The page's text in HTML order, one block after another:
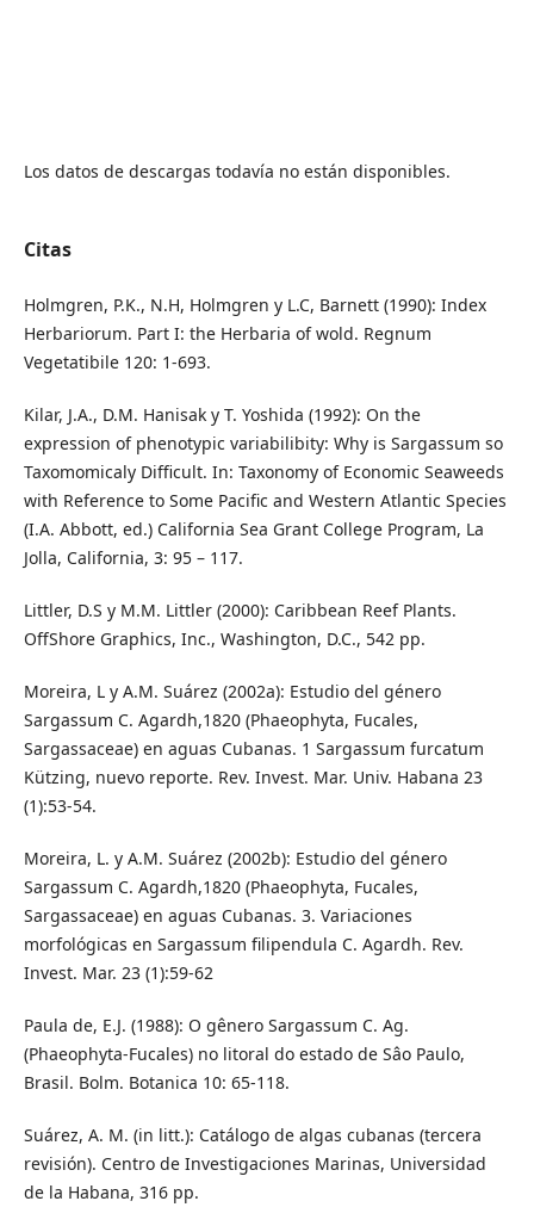
Los datos de descargas todavía no están disponibles.
Citas
Holmgren, P.K., N.H, Holmgren y L.C, Barnett (1990): Index
Herbariorum. Part I: the Herbaria of wold. Regnum
Vegetatibile 120: 1-693.
Kilar, J.A., D.M. Hanisak y T. Yoshida (1992): On the
expression of phenotypic variabilibity: Why is Sargassum so
Taxomomicaly Difficult. In: Taxonomy of Economic Seaweeds
with Reference to Some Pacific and Western Atlantic Species
(I.A. Abbott, ed.) California Sea Grant College Program, La
Jolla, California, 3: 95 – 117.
Littler, D.S y M.M. Littler (2000): Caribbean Reef Plants.
OffShore Graphics, Inc., Washington, D.C., 542 pp.
Moreira, L y A.M. Suárez (2002a): Estudio del género
Sargassum C. Agardh,1820 (Phaeophyta, Fucales,
Sargassaceae) en aguas Cubanas. 1 Sargassum furcatum
Kützing, nuevo reporte. Rev. Invest. Mar. Univ. Habana 23
(1):53-54.
Moreira, L. y A.M. Suárez (2002b): Estudio del género
Sargassum C. Agardh,1820 (Phaeophyta, Fucales,
Sargassaceae) en aguas Cubanas. 3. Variaciones
morfológicas en Sargassum filipendula C. Agardh. Rev.
Invest. Mar. 23 (1):59-62
Paula de, E.J. (1988): O gênero Sargassum C. Ag.
(Phaeophyta-Fucales) no litoral do estado de Sâo Paulo,
Brasil. Bolm. Botanica 10: 65-118.
Suárez, A. M. (in litt.): Catálogo de algas cubanas (tercera
revisión). Centro de Investigaciones Marinas, Universidad
de la Habana, 316 pp.